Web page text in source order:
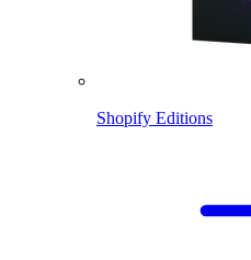
Shopify Editions